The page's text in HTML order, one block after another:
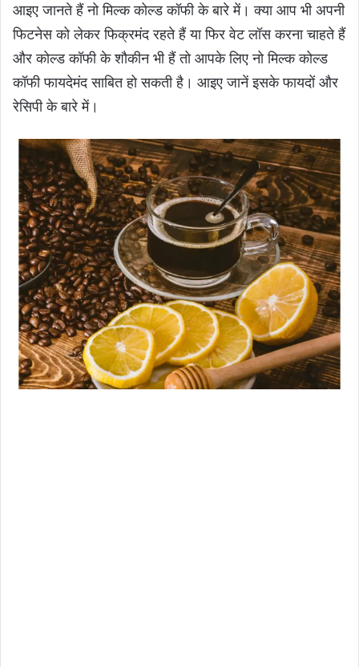
आइए जानते हैं नो मिल्क कोल्ड कॉफी के बारे में। क्या आप भी अपनी
फिटनेस को लेकर फिक्रमंद रहते हैं या फिर वेट लॉस करना चाहते हैं
और कोल्ड कॉफी के शौकीन भी हैं तो आपके लिए नो मिल्क कोल्ड
कॉफी फायदेमंद साबित हो सकती है। आइए जानें इसके फायदों और
रेसिपी के बारे में।